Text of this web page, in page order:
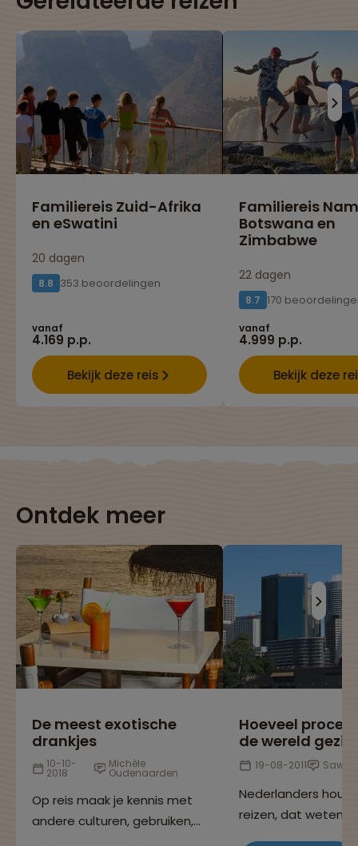
Familiereis Zuid-Afrika
en eSwatini
20 dagen
8.8 353 beoordelingen
vanaf
4.169 p.p.
Bekijk deze reis
Familiereis
Botswana en
Zimbabwe
22 dagen
8.7 170
vanaf
4.999 p.p.
Bekijk deze
Ontdek meer
De meest exotische
drankjes
10-10-
2018
Michèle
Oudenaarden
Op reis maak je kennis met
andere culturen, gebruiken,
Hoeveel
de wereld
19-08-2011
Nederlanders
reizen, dat weten